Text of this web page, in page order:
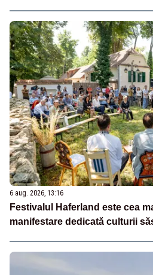
6 aug. 2026, 13:16
Festivalul Haferland este cea
manifestare dedicată culturii